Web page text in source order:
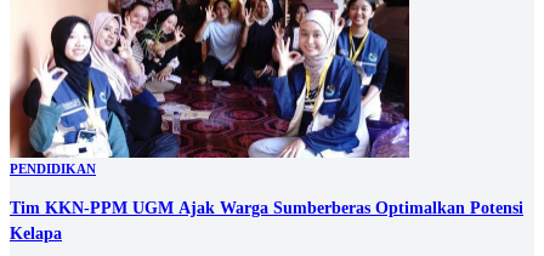
PENDIDIKAN
Tim KKN-PPM UGM Ajak Warga Sumberberas Optimalkan Potensi
Kelapa